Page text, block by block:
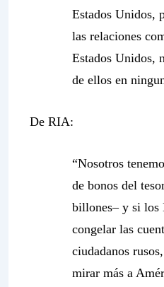
Estados Unidos,
las relaciones
Estados Unidos,
de ellos en
De RIA:
“Nosotros
de bonos del
billones– y si los
congelar las
ciudadanos
mirar más a